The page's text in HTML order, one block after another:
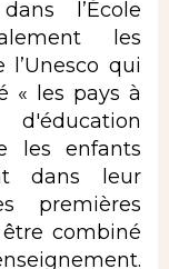
l’École
les
qui
« les pays à
les enfants
dans leur
premières
combiné